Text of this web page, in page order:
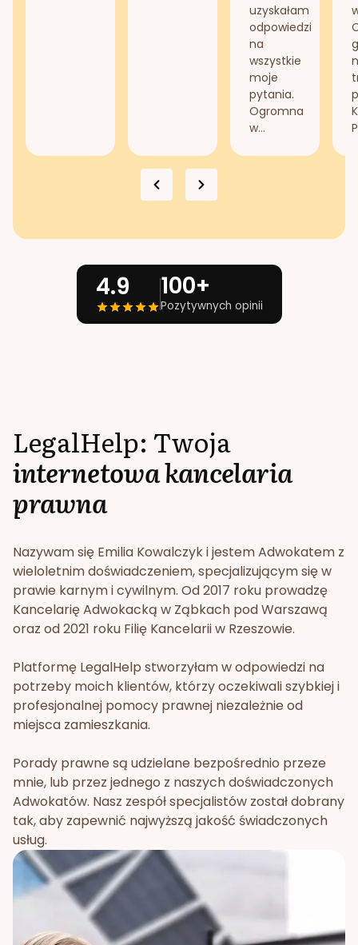
uzyskałam
odpowiedzi
na
wszystkie
moje
pytania.
Ogromna
w...
4.9 100+
Pozytywnych opinii
LegalHelp: Twoja
internetowa kancelaria
prawna
Nazywam się Emilia Kowalczyk i jestem Adwokatem z
wieloletnim doświadczeniem, specjalizującym się w
prawie karnym i cywilnym. Od 2017 roku prowadzę
Kancelarię Adwokacką w Ząbkach pod Warszawą
oraz od 2021 roku Filię Kancelarii w Rzeszowie.
Platformę LegalHelp stworzyłam w odpowiedzi na
potrzeby moich klientów, którzy oczekiwali szybkiej i
profesjonalnej pomocy prawnej niezależnie od
miejsca zamieszkania.
Porady prawne są udzielane bezpośrednio przeze
mnie, lub przez jednego z naszych doświadczonych
Adwokatów. Nasz zespół specjalistów został dobrany
tak, aby zapewnić najwyższą jakość świadczonych
usług.